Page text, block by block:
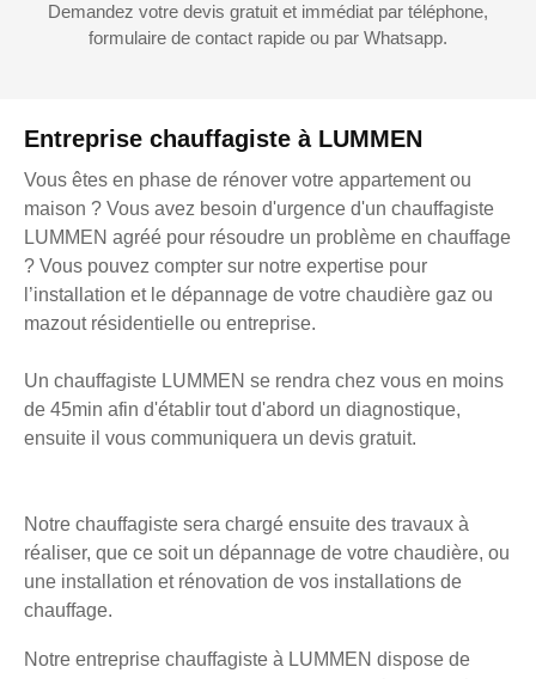
Entreprise chauffagiste à LUMMEN
Vous êtes en phase de rénover votre appartement ou
maison ? Vous avez besoin d'urgence d'un chauffagiste
LUMMEN agréé pour résoudre un problème en chauffage
? Vous pouvez compter sur notre expertise pour
l’installation et le dépannage de votre chaudière gaz ou
mazout résidentielle ou entreprise.
Un chauffagiste LUMMEN se rendra chez vous en moins
de 45min afin d'établir tout d'abord un diagnostique,
ensuite il vous communiquera un devis gratuit.
Notre chauffagiste sera chargé ensuite des travaux à
réaliser, que ce soit un dépannage de votre chaudière, ou
une installation et rénovation de vos installations de
chauffage.
Notre entreprise chauffagiste à LUMMEN dispose de
Demandez votre devis gratuit et immédiat par téléphone,
formulaire de contact rapide ou par Whatsapp.